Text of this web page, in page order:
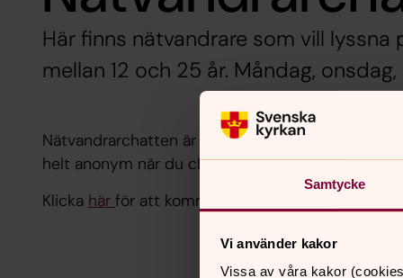
Samtycke
Vi använder kakor
Vissa av våra kakor
Här finns nätvandrare som vill
mellan 12 och 25 år. Måndag,
Nätvandrarchatten är en del av Kyrkans SOS.
helt anonym när du chattar.
Klicka här för att komma vidare till